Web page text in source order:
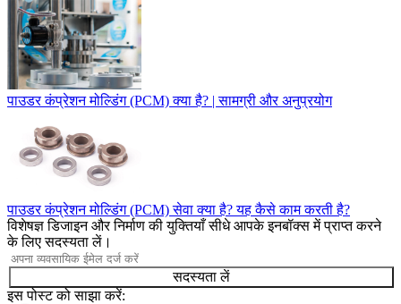
पाउडर कंप्रेशन मोल्डिंग (PCM) क्या है? | सामग्री और अनुप्रयोग
पाउडर कंप्रेशन मोल्डिंग (PCM) सेवा क्या है? यह कैसे काम करती है?
विशेषज्ञ डिजाइन और निर्माण की युक्तियाँ सीधे आपके इनबॉक्स में प्राप्त करने
के लिए सदस्यता लें।
सदस्यता लें
इस पोस्ट को साझा करें: